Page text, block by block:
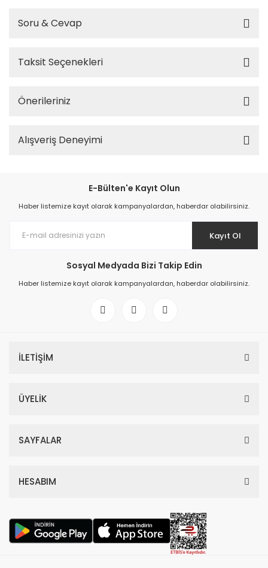
Soru & Cevap
Taksit Seçenekleri
Önerileriniz
Alışveriş Deneyimi
E-Bülten'e Kayıt Olun
Haber listemize kayıt olarak kampanyalardan, haberdar olabilirsiniz.
Kayıt Ol
Sosyal Medyada Bizi Takip Edin
Haber listemize kayıt olarak kampanyalardan, haberdar olabilirsiniz.
İLETİŞİM
ÜYELİK
SAYFALAR
HESABIM